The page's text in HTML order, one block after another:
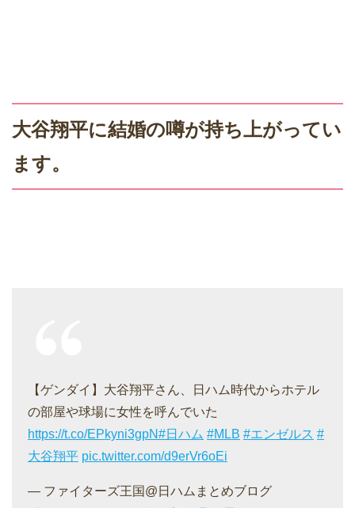
大谷翔平に結婚の噂が持ち上がってい
ます。
【ゲンダイ】大谷翔平さん、日ハム時代からホテル
の部屋や球場に女性を呼んでいた
https://t.co/EPkyni3gpN#日ハム #MLB #エンゼルス #
大谷翔平 pic.twitter.com/d9erVr6oEi
— ファイターズ王国@日ハムまとめブログ